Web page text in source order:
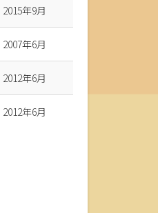
2015年9月
2007年6月
2012年6月
2012年6月